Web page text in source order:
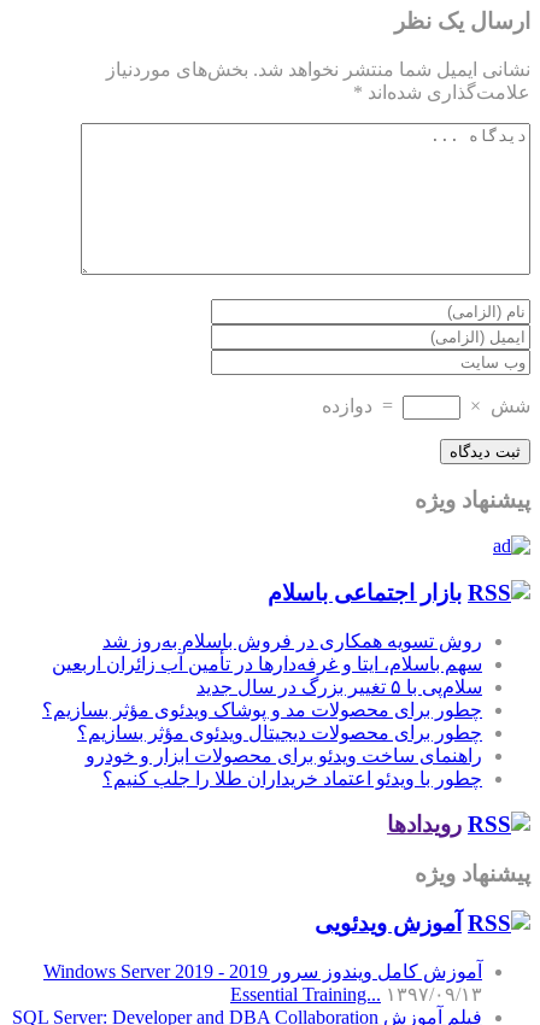
ارسال یک نظر
نشانی ایمیل شما منتشر نخواهد شد. بخش‌های موردنیاز
علامت‌گذاری شده‌اند *
شش ×
= دوازده
پیشنهاد ویژه
بازار اجتماعی باسلام
روش تسویه همکاری در فروش باسلام به‌روز شد
سهم باسلام، ایتا و غرفه‌دارها در تأمین آب زائران اربعین
سلام‌پی با ۵ تغییر بزرگ در سال جدید
چطور برای محصولات مد و پوشاک ویدئوی مؤثر بسازیم؟
چطور برای محصولات دیجیتال ویدئوی مؤثر بسازیم؟
راهنمای ساخت ویدئو برای محصولات ابزار و خودرو
چطور با ویدئو اعتماد خریداران طلا را جلب کنیم؟
رویدادها
پیشنهاد ویژه
آموزش‌ ویدئویی
آموزش کامل ویندوز سرور 2019 - Windows Server 2019
Essential Training... ۱۳۹۷/۰۹/۱۳
فیلم آموزش SQL Server: Developer and DBA Collaboration